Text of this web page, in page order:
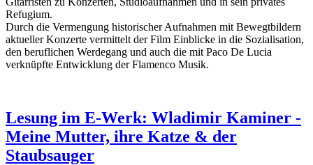
Refugium.
Durch die Vermengung historischer Aufnahmen mit Bewegtbildern
aktueller Konzerte vermittelt der Film Einblicke in die Sozialisation,
den beruflichen Werdegang und auch die mit Paco De Lucia
verknüpfte Entwicklung der Flamenco Musik.
Lesung im E-Werk: Wladimir Kaminer -
Meine Mutter, ihre Katze & der
Staubsauger